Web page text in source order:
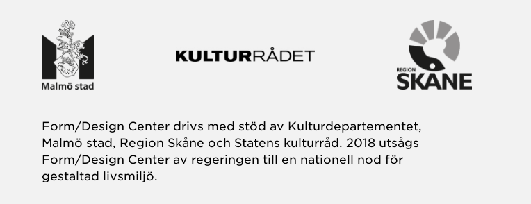
Form/Design Center drivs med stöd av Kulturdepartementet,
Malmö stad, Region Skåne och Statens kulturråd. 2018 utsågs
Form/Design Center av regeringen till en nationell nod för
gestaltad livsmiljö.